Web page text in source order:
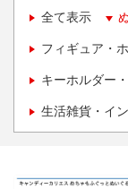
全て表示
フィギュア・
キーホルダー
生活雑貨・イ